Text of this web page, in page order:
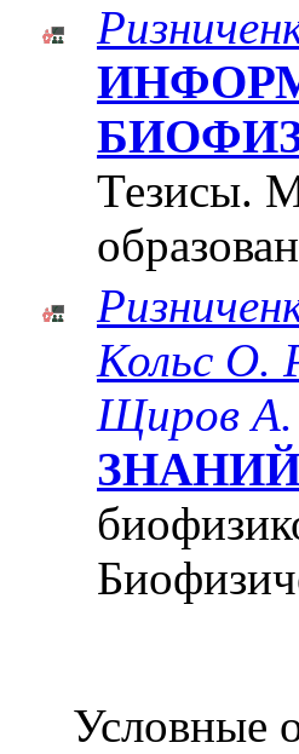
Тезисы.
Кольс О.
Щиров
Условные